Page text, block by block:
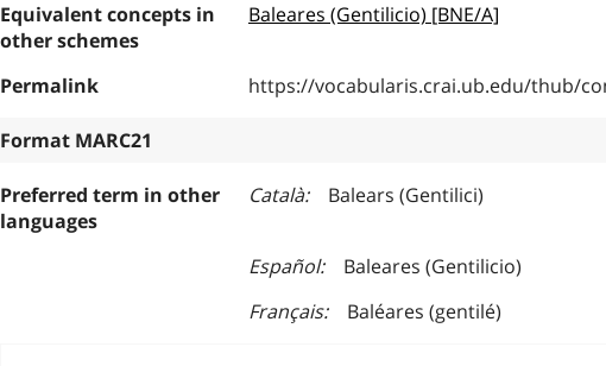
Equivalent concepts in
other schemes
Baleares (Gentilicio) [BNE/A]
Permalink https://vocabularis.crai.ub.edu/thub/
Format MARC21
Preferred term in other
languages
Català Balears (Gentilici)
Español
Baleares (Gentilicio)
Français
Baléares (gentilé)